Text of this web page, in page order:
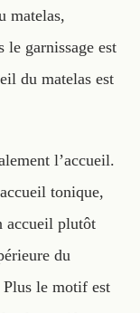
matelas,
le garnissage est
du matelas est
l’accueil.
tonique,
accueil plutôt
du
Plus le motif est